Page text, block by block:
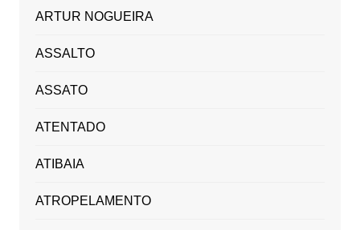
ARTUR NOGUEIRA
ASSALTO
ASSATO
ATENTADO
ATIBAIA
ATROPELAMENTO